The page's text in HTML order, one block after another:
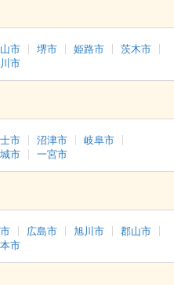
市 堺市 姫路市
茨木市
市
市 沼津市
岐阜市
市 一宮市
広島市 旭川市
郡山市
市